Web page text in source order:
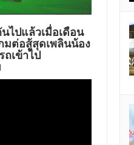
ไปแล้วเมื่อเดือน
มต่อสู้สุดเพลินน้อง
เข้าไป